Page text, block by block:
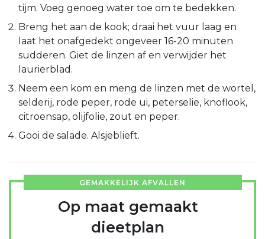
tijm. Voeg genoeg water toe om te bedekken.
Breng het aan de kook; draai het vuur laag en
laat het onafgedekt ongeveer 16-20 minuten
sudderen. Giet de linzen af en verwijder het
laurierblad.
Neem een kom en meng de linzen met de wortel,
selderij, rode peper, rode ui, peterselie, knoflook,
citroensap, olijfolie, zout en peper.
Gooi de salade. Alsjeblieft.
GEMAKKELIJK AFVALLEN
Op maat gemaakt
dieetplan